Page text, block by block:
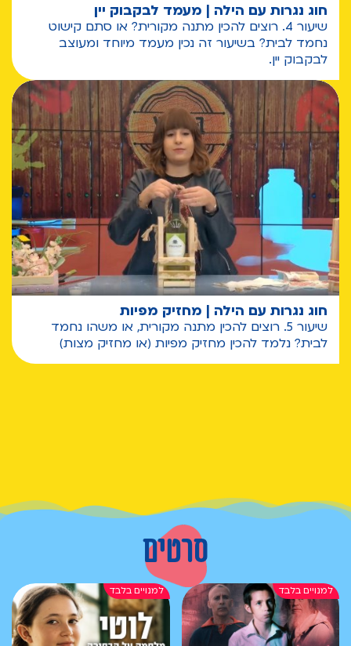
חוג נגרות עם הילה | מעמד לבקבוק יין
שיעור 4. רוצים להכין מתנה מקורית? או סתם קישוט
נחמד לבית? בשיעור זה נכין מעמד מיוחד ומעוצב
לבקבוק יין.
חוג נגרות עם הילה | מחזיק מפיות
שיעור 5. רוצים להכין מתנה מקורית, או משהו נחמד
לבית? נלמד להכין מחזיק מפיות (או מחזיק מצות)
סרטים